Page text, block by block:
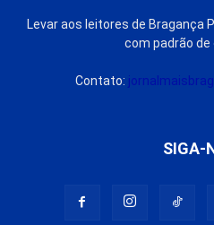
Levar aos leitores de Bragança
com padrão de
Contato:
SIGA-